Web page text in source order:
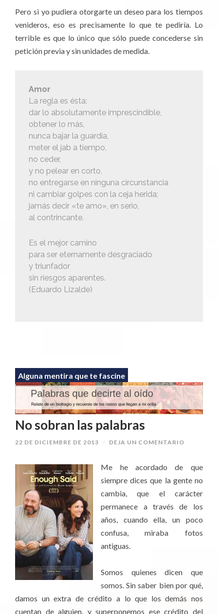
Pero si yo pudiera otorgarte un deseo para los tiempos
venideros, eso es precisamente lo que te pediría. Lo
terrible es que lo único que sólo puede concederse sin
petición previa y sin unidades de medida.
Amor
La regla es ésta:
dar lo absolutamente imprescindible,
obtener lo más,
nunca bajar la guardia,
meter el jab a tiempo,
no ceder,
y no pelear en corto,
no entregarse en ninguna circunstancia
ni cambiar golpes con la ceja herida;
jamás decir «te amo», en serio,
al contrincante.
Es el mejor camino
para ser eternamente desgraciado
y triunfador
sin riesgos aparentes.
(Eduardo Lizalde)
Alguna mentira que te fascine
No sobran las palabras
22 DE DICIEMBRE DE 2013 / DEJA UN COMENTARIO
Me he acordado de que
siempre dices que la gente no
cambia, que el carácter
permanece a través de los
años, cuando ella, un poco
confusa, miraba fotos
antiguas.
Somos quienes dicen que
somos. Sin saber bien por qué,
damos un extra de crédito a lo que los demás nos
cuentan de alguien, y superponemos ese crédito del